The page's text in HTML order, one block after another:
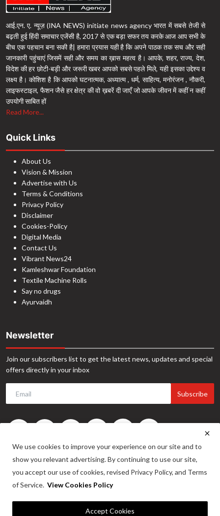
आई.एन. ए. न्यूज़ (INA NEWS) initiate news agency भारत में सबसे तेजी से
बढ़ती हुई हिंदी समाचार एजेंसी है, 2017 से एक बड़ा सफर तय करके आज आप सभी के
बीच एक पहचान बना सकी है| हमारा प्रयास यही है कि अपने पाठक तक सच और सही
जानकारी पहुंचाएं जिसमें सही और समय का ख़ास महत्व है। आपके, शहर, राज्य, देश,
विदेश की हर छोटी-बड़ी और जरूरी खबर आपको सबसे पहले मिले, यही इसका उद्देश्य व
लक्ष्य है। कोशिश है कि आपको घटनात्मक, अध्यात्म , धर्म, साहित्य, मनोरंजन , नौकरी,
लाइफस्टाइल, फैशन जैसे हर क्षेत्र की वो ख़बरें दी जाएँ जो आपके जीवन में कहीं न कहीं
उपयोगी साबित हों
Read More...
Quick Links
About Us
Vision & Mission
Advertise with Us
Terms & Conditions
Privacy Policy
Disclaimer
Cookies-Policy
Digital Media
Contact Us
Vibrant News24
Kamleshwar Foundation
Textile Machine Rolls
Say no drugs
Ayurvaidh
Newsletter
Join our subscribers list to get the latest news, updates and special
offers directly in your inbox
Subscribe
©2024. INA News. All Rights Reserved. Website Developed by -
We use cookies to improve your experience on our site and to
show you relevant advertising. By continuing to use our site,
you accept our use of cookies, revised Privacy Policy, and Terms
of Service. View Cookies Policy
Accept Cookies